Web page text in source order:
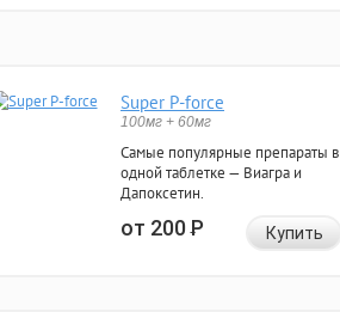
Super P-force
100мг + 60мг
Самые популярные препараты в
одной таблетке — Виагра и
Дапоксетин.
от 200Р Купить